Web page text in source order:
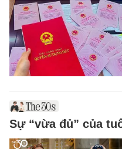
Sự “vừa đủ” của